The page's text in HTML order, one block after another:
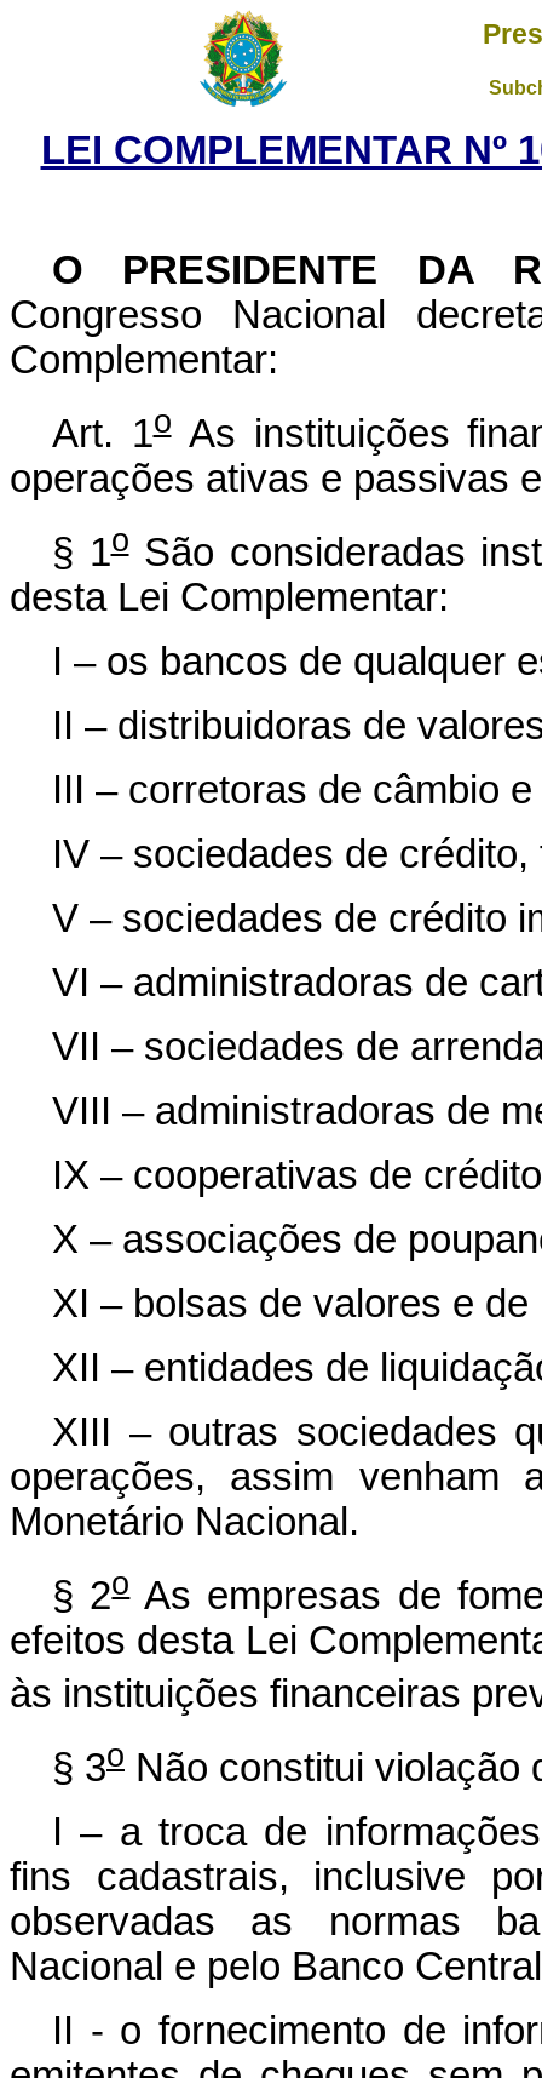
LEI COMPLEMENTAR Nº
O PRESIDENTE DA
Congresso Nacional
Complementar:
Art. 1o As instituições
operações ativas e passivas
§ 1oSão consideradas
desta Lei Complementar:
I – os bancos de qualquer
II – distribuidoras de
III – corretoras de câmbio
IV – sociedades de
V – sociedades de crédito
VI – administradoras de
VII – sociedades de
VIII – administradoras de
IX – cooperativas de
X – associações de
XI – bolsas de valores e
XII – entidades de
XIII – outras sociedades
operações, assim venham
Monetário Nacional.
§ 2oAs empresas de
efeitos desta Lei
às instituições financeiras
§ 3o Não constitui violação
I – a troca de
fins cadastrais, inclusive
observadas as normas
Nacional e pelo Banco
II - o fornecimento de